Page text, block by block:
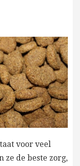
voor veel
ze de beste zorg,